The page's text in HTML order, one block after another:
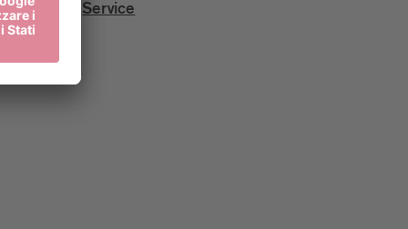
Service